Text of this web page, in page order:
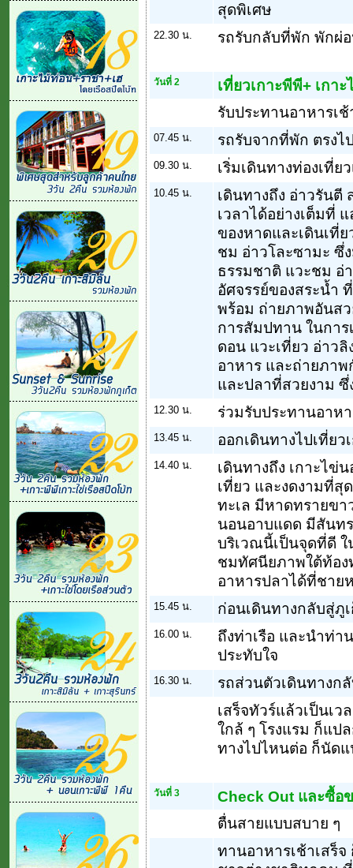
สุดพิเศษ
22.30 น. รถรับกลับที่พัก พักผ่
วันที่ 2
เที่ยวเกาะพีพี+ เกา
รับประทานอาหารเ
07.45 น. รถรับจากที่พัก ตรงไ
09.30 น. เริ่มเดินทางท่องเที่ย
10.45 น.
เดินทางถึง อ่าวรัน
เวลาได้อย่างเต็มที่
ของหาดและเดินเที่
ชม อ่าวโละซามะ ซึ่
ธรรมชาติ แวะชม อ่
อัศจรรย์ของสระน้ำ
พร้อม ถ่ายภาพอันสว
การสัมปทาน ในการ
ดอน แวะเที่ยว อ่าว
อาหาร และถ่ายภา
และปลาที่สวยงาม
12.30 น. ร่วมรับประทานอาห
13.45 น. ออกเดินทางไปเที่ยว
14.40 น.
เดินทางถึง เกาะไข่
เที่ยว และงดงามที่
ทะเล มีหาดทรายขา
นอนอาบแดด มีสันท
บริเวณนี้เป็นจุดที่ดี ใ
ชมทัศนียภาพใต้ท้อง
อาหารปลาได้ที่ชาย
15.45 น. ก่อนเดินทางกลับสู่ภู
16.00 น.
ถึงท่าเรือ และนำท่
ประทับใจ
16.30 น.
รถส่วนตัวเดินทางก
เสร็จทัวร์แล้วเป็นเว
ใกล้ ๆ โรงแรม ก็แป
ทางไปไหนต่อ ก็นัด
วันที่ 3
Check Out และซื้อ
ตื่นสายแบบสบาย ๆ
ทานอาหารเช้าเสร็